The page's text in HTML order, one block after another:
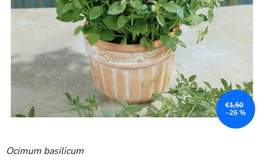
Ocimum basilicum
€1,50
–26 %